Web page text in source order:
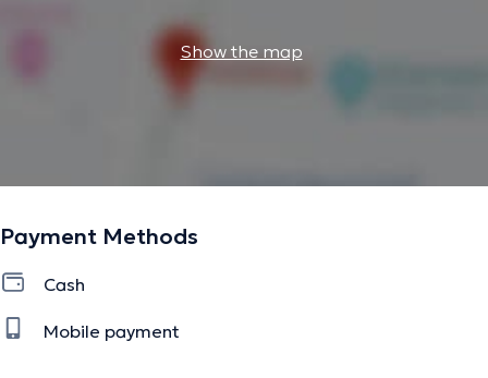
Show the map
Payment Methods
Cash
Mobile payment